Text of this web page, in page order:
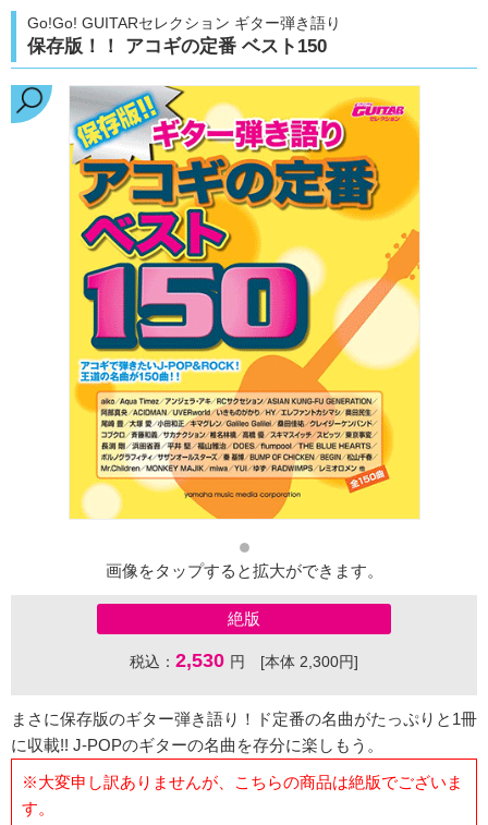
Go!Go! GUITARセレクション ギター弾き語り
保存版！！ アコギの定番 ベスト150
画像をタップすると拡大ができます。
絶版
税込： 2,530 円 [本体 2,300円]
まさに保存版のギター弾き語り！ド定番の名曲がたっぷりと1冊
に収載!! J-POPのギターの名曲を存分に楽しもう。
※大変申し訳ありませんが、こちらの商品は絶版でございま
す。